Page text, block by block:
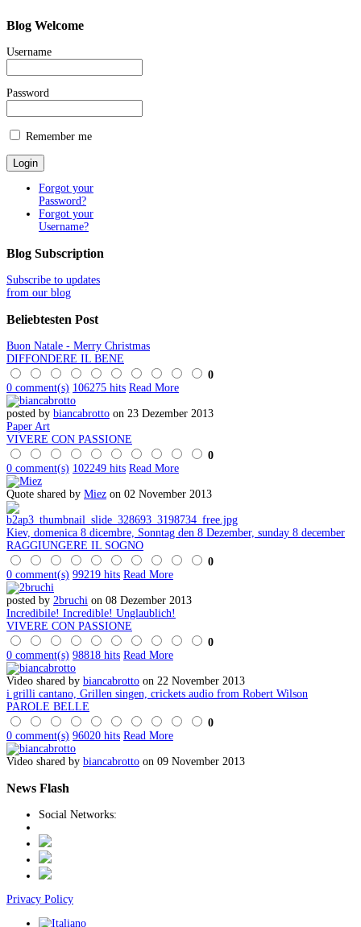
Blog Welcome
Username
Password
Remember me
Forgot your
Password?
Forgot your
Username?
Blog Subscription
Subscribe to updates
from our blog
Beliebtesten Post
Buon Natale - Merry Christmas
DIFFONDERE IL BENE
0
0 comment(s) 106275 hits Read More
posted by biancabrotto on 23 Dezember 2013
Paper Art
VIVERE CON PASSIONE
0
0 comment(s) 102249 hits Read More
Quote shared by Miez on 02 November 2013
Kiev, domenica 8 dicembre, Sonntag den 8 Dezember, sunday 8 december
RAGGIUNGERE IL SOGNO
0
0 comment(s) 99219 hits Read More
posted by 2bruchi on 08 Dezember 2013
Incredibile! Incredible! Unglaublich!
VIVERE CON PASSIONE
0
0 comment(s) 98818 hits Read More
Video shared by biancabrotto on 22 November 2013
i grilli cantano, Grillen singen, crickets audio from Robert Wilson
PAROLE BELLE
0
0 comment(s) 96020 hits Read More
Video shared by biancabrotto on 09 November 2013
News Flash
Social Networks:
Privacy Policy